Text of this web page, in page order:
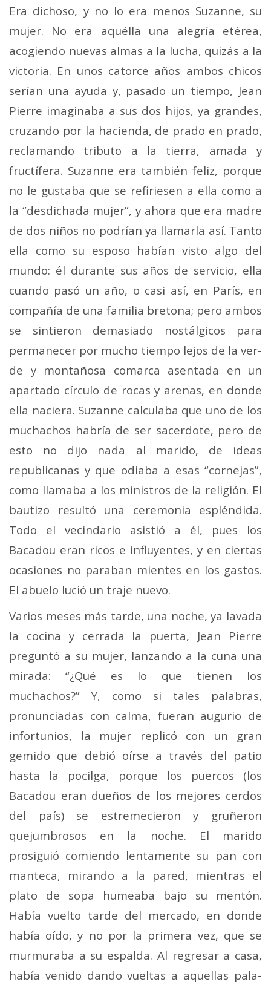
Era dichoso, y no lo era menos Suzanne, su
mujer. No era aquélla una alegría etérea,
acogiendo nuevas almas a la lucha, quizás a la
victoria. En unos catorce años ambos chicos
serían una ayuda y, pasado un tiempo, Jean
Pierre imaginaba a sus dos hijos, ya grandes,
cruzando por la hacienda, de prado en prado,
reclamando tributo a la tierra, amada y
fructífera. Suzanne era también feliz, porque
no le gustaba que se refiriesen a ella como a
la “desdichada mujer”, y ahora que era madre
de dos niños no podrían ya llamarla así. Tanto
ella como su esposo habían visto algo del
mundo: él durante sus años de servicio, ella
cuando pasó un año, o casi así, en París, en
compañía de una familia bretona; pero ambos
se sintieron demasiado nostál­gicos para
permanecer por mucho tiempo lejos de la ver­
de y montañosa comarca asentada en un
apartado círculo de rocas y arenas, en donde
ella naciera. Suzanne calcu­laba que uno de los
muchachos habría de ser sacerdote, pero de
esto no dijo nada al marido, de ideas
republica­nas y que odiaba a esas “cornejas”,
como llamaba a los ministros de la religión. El
bautizo resultó una ceremonia espléndida.
Todo el vecindario asistió a él, pues los
Bacadou eran ricos e influyentes, y en ciertas
ocasiones no paraban mientes en los gastos.
El abuelo lució un traje nuevo.
Varios meses más tarde, una noche, ya lavada
la cocina y cerrada la puerta, Jean Pierre
preguntó a su mujer, lan­zando a la cuna una
mirada: “¿Qué es lo que tienen los
muchachos?” Y, como si tales palabras,
pronunciadas con calma, fueran augurio de
infortunios, la mujer replicó con un gran
gemido que debió oírse a través del patio
hasta la pocilga, porque los puercos (los
Bacadou eran dueños de los mejores cerdos
del país) se estremecieron y gru­ñeron
quejumbrosos en la noche. El marido
prosiguió co­miendo lentamente su pan con
manteca, mirando a la pared, mientras el
plato de sopa humeaba bajo su mentón.
Había vuelto tarde del mercado, en donde
había oído, y no por la primera vez, que se
murmuraba a su espalda. Al regre­sar a casa,
había venido dando vueltas a aquellas pala­